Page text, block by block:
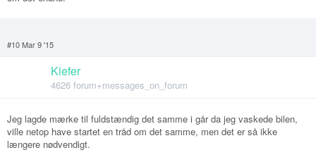
#10 Mar 9 '15
Kiefer
4626 forum+messages_on_forum
Jeg lagde mærke til fuldstændig det samme i går da jeg vaskede bilen,
ville netop have startet en tråd om det samme, men det er så ikke
længere nødvendigt.